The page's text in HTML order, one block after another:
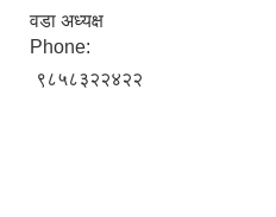
वडा अध्यक्ष
Phone:
९८५८३२२४२२